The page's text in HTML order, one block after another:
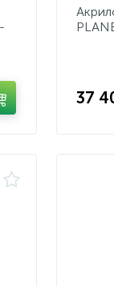
37